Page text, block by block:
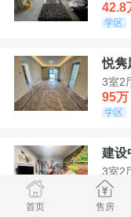
42.8
学区
悦隽
3室2
95万
学区
建设
3室2
35万
学区
首页 售房